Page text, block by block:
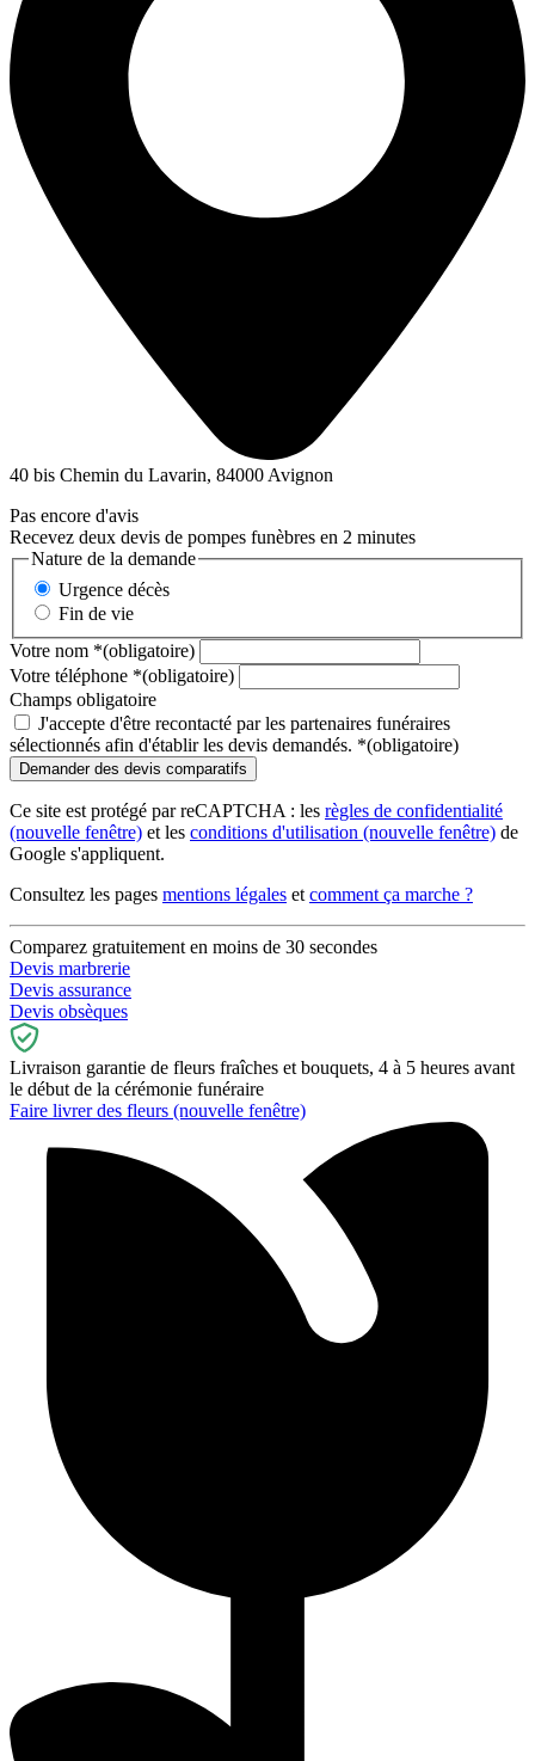
40 bis Chemin du Lavarin, 84000 Avignon
Pas encore d'avis
Recevez deux devis de pompes funèbres en 2 minutes
Nature de la demande
Urgence décès
Fin de vie
Votre nom *(obligatoire)
Votre téléphone *(obligatoire)
Champs obligatoire
J'accepte d'être recontacté par les partenaires funéraires
sélectionnés afin d'établir les devis demandés. *(obligatoire)
Ce site est protégé par reCAPTCHA : les règles de confidentialité
(nouvelle fenêtre) et les conditions d'utilisation (nouvelle fenêtre) de
Google s'appliquent.
Consultez les pages mentions légales et comment ça marche ?
Comparez gratuitement en moins de 30 secondes
Devis marbrerie
Devis assurance
Devis obsèques
Livraison garantie de fleurs fraîches et bouquets, 4 à 5 heures avant
le début de la cérémonie funéraire
Faire livrer des fleurs (nouvelle fenêtre)